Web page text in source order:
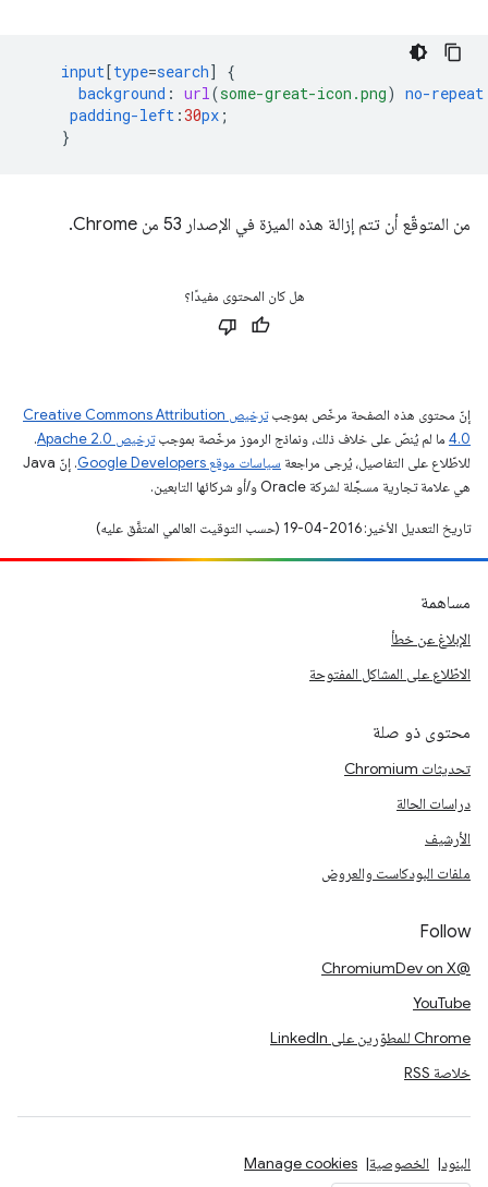
input[type=search]
{
background : url(some-great-icon.png) no-repeat
padding-left :30px ;
}
من المتوقّع أن تتم إزالة هذه الميزة في الإصدار 53 من Chrome.
هل كان المحتوى مفيدًا؟
إنّ محتوى هذه الصفحة مرخّص بموجب
ترخيص Creative Commons Attribution
4.0‏ ما لم يُنصّ على خلاف ذلك، ونماذج الرموز مرخّصة بموجبترخيص Apache 2.0‏
.
للاطّلاع على التفاصيل، يُرجى مراجعة سياسات موقع Google Developers‏
. إنّ Java
هي علامة تجارية مسجَّلة لشركة Oracle و/أو شركائها التابعين.
تاريخ التعديل الأخير: 2016-04-19 (حسب التوقيت العالمي المتفَّق عليه)
مساهمة
الإبلاغ عن خطأ
الاطّلاع على المشاكل المفتوحة
محتوى ذو صلة
تحديثات Chromium
دراسات الحالة
الأرشيف
ملفات البودكاست والعروض
Follow
@ChromiumDev on X
YouTube
Chrome للمطوّرين على LinkedIn
خلاصة RSS
البنود الخصوصية Manage cookies